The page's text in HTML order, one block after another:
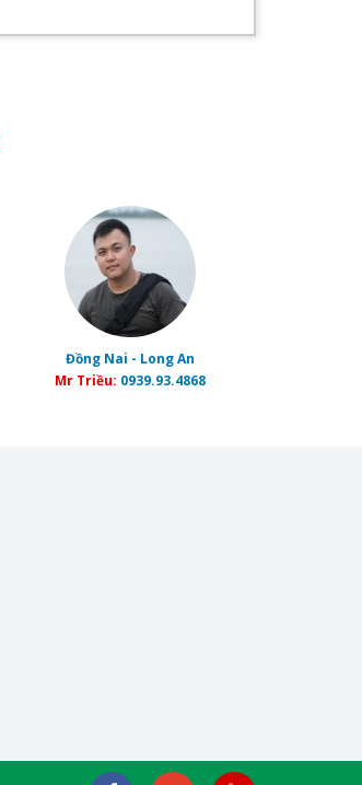
Đồng Nai - Long An
Mr Triều: 0939.93.4868